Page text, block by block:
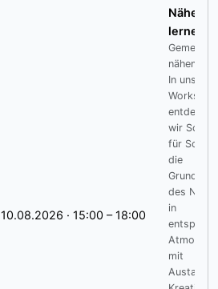
· 15:00 – 18:00
Nähen
lernen
nähen
In
Workshop
entdecken
wir Schritt
für Schritt
die
des
in
mit